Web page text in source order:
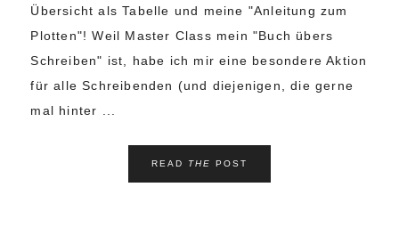
Übersicht als Tabelle und meine "Anleitung zum
Plotten"! Weil Master Class mein "Buch übers
Schreiben" ist, habe ich mir eine besondere Aktion
für alle Schreibenden (und diejenigen, die gerne
mal hinter ...
READ THE POST